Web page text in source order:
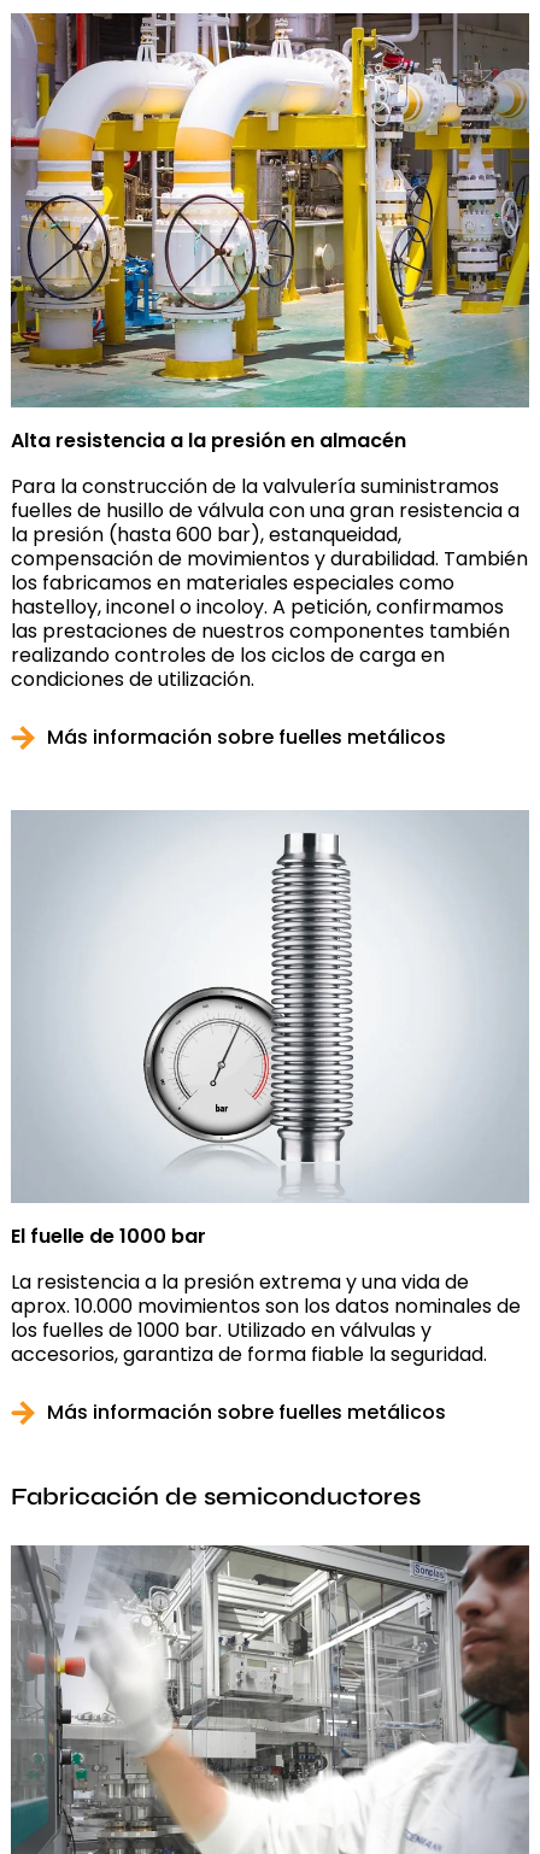
Alta resistencia a la presión en almacén
Para la construcción de la valvulería suministramos
fuelles de husillo de válvula con una gran resistencia a
la presión (hasta 600 bar), estanqueidad,
compensación de movimientos y durabilidad. También
los fabricamos en materiales especiales como
hastelloy, inconel o incoloy. A petición, confirmamos
las prestaciones de nuestros componentes también
realizando controles de los ciclos de carga en
condiciones de utilización.
Más información sobre fuelles metálicos
El fuelle de 1000 bar
La resistencia a la presión extrema y una vida de
aprox. 10.000 movimientos son los datos nominales de
los fuelles de 1000 bar. Utilizado en válvulas y
accesorios, garantiza de forma fiable la seguridad.
Más información sobre fuelles metálicos
Fabricación de semiconductores